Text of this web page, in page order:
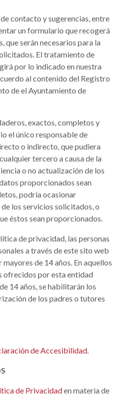
contacto y sugerencias, entre
un formulario que recogerá
que serán necesarios para la
El tratamiento de
por lo indicado en nuestra
al contenido del Registro
de el Ayuntamiento de
exactos, completos y
el único responsable de
o indirecto, que pudiera
tercero a causa de la
o no actualización de los
proporcionados sean
podría ocasionar
los servicios solicitados, o
éstos sean proporcionados.
de privacidad, las personas
a través de este sito web
de 14 años. En aquellos
ofrecidos por esta entidad
14 años, se habilitarán los
de los padres o tutores
de Accesibilidad.
de Privacidaden materia de